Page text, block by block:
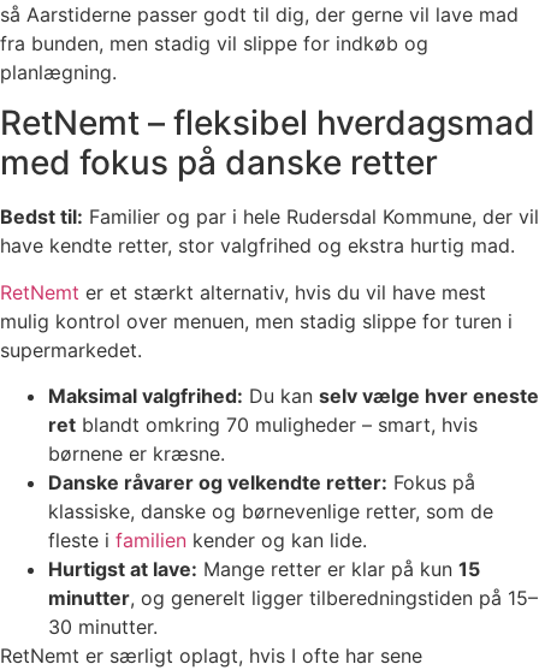
så Aarstiderne passer godt til dig, der gerne vil lave mad
fra bunden, men stadig vil slippe for indkøb og
planlægning.
RetNemt – fleksibel hverdagsmad
med fokus på danske retter
Bedst til: Familier og par i hele Rudersdal Kommune, der vil
have kendte retter, stor valgfrihed og ekstra hurtig mad.
RetNemt er et stærkt alternativ, hvis du vil have mest
mulig kontrol over menuen, men stadig slippe for turen i
supermarkedet.
Maksimal valgfrihed: Du kan selv vælge hver eneste
ret blandt omkring 70 muligheder – smart, hvis
børnene er kræsne.
Danske råvarer og velkendte retter: Fokus på
klassiske, danske og børnevenlige retter, som de
fleste i familien kender og kan lide.
Hurtigst at lave: Mange retter er klar på kun 15
minutter, og generelt ligger tilberedningstiden på 15–
30 minutter.
RetNemt er særligt oplagt, hvis I ofte har sene